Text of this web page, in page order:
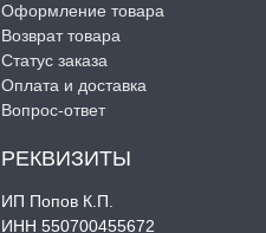
Оформление товара
Возврат товара
Статус заказа
Оплата и доставка
Вопрос-ответ
РЕКВИЗИТЫ
ИП Попов К.П.
ИНН 550700455672